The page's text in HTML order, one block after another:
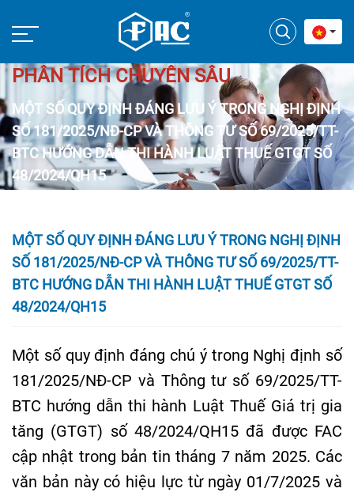
PHÂN TÍCH CHUYÊN SÂU
MỘT SỐ QUY ĐỊNH ĐÁNG LƯU Ý TRONG NGHỊ ĐỊNH
SỐ 181/2025/NĐ-CP VÀ THÔNG TƯ SỐ 69/2025/TT-
BTC HƯỚNG DẪN THI HÀNH LUẬT THUẾ GTGT SỐ
48/2024/QH15
MỘT SỐ QUY ĐỊNH ĐÁNG LƯU Ý TRONG NGHỊ ĐỊNH
SỐ 181/2025/NĐ-CP VÀ THÔNG TƯ SỐ 69/2025/TT-
BTC HƯỚNG DẪN THI HÀNH LUẬT THUẾ GTGT SỐ
48/2024/QH15
Một số quy định đáng chú ý trong Nghị định số
181/2025/NĐ-CP và Thông tư số 69/2025/TT-
BTC hướng dẫn thi hành Luật Thuế Giá trị gia
tăng (GTGT) số 48/2024/QH15 đã được FAC
cập nhật trong bản tin tháng 7 năm 2025. Các
văn bản này có hiệu lực từ ngày 01/7/2025 và